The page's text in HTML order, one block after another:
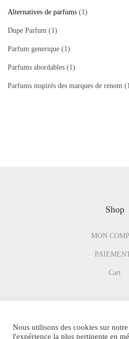
Alternatives de parfums (1)
Dupe Parfum (1)
Parfum generique (1)
Parfums abordables (1)
Parfums inspirés des marques de renom
Shop
MON
Cart
Nous utilisons des cookies sur
l'expérience la plus pertinente en